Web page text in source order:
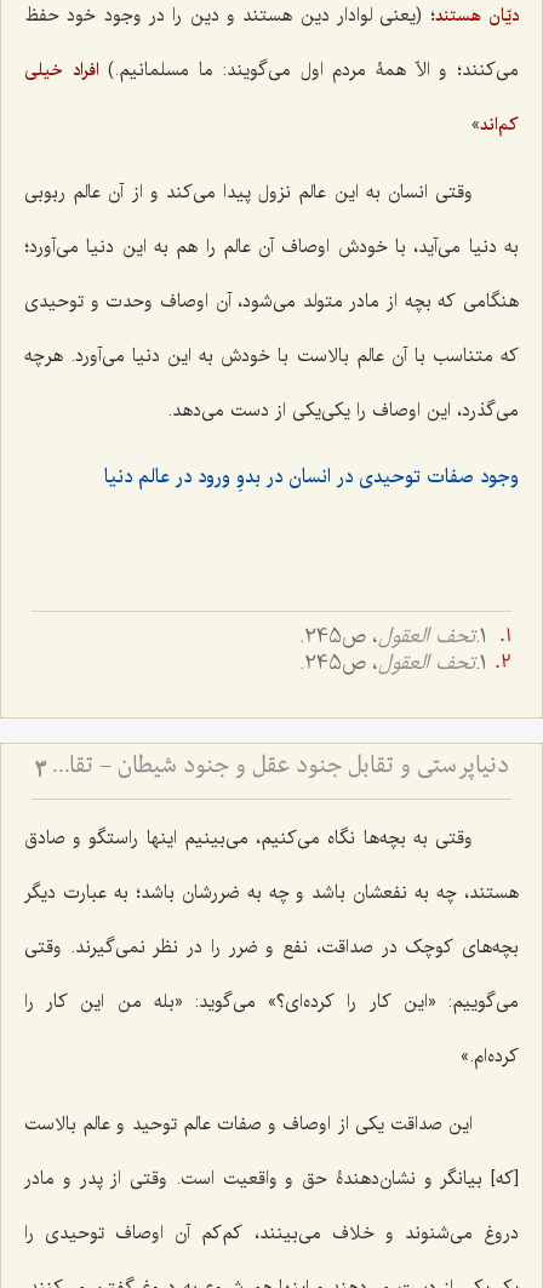
دیّان هستند؛ (یعنی لوادار دین هستند و دین را در وجود خود حفظ
می‌کنند؛ و الاّ همۀ مردم اول می‌گویند: ما مسلمانیم.) افراد خیلی
کم‌اند»
وقتی انسان به این عالم نزول پیدا می‌کند و از آن عالم ربوبی
به دنیا می‌آید، با خودش اوصاف آن عالم را هم به این دنیا می‌آورد؛
هنگامی که بچه از مادر متولد می‌شود، آن اوصاف وحدت و توحیدی
که متناسب با آن عالم بالاست با خودش به این دنیا می‌آورد. هرچه
می‌گذرد، این اوصاف را یکی‌یکی از دست می‌دهد.
وجود صفات توحیدی در انسان در بدوِ ورود در عالم دنیا
1.تحف العقول، ص245.
1.تحف العقول، ص245.
دنیاپرستی و تقابل جنود عقل و جنود شیطان - تقابل عالم دنیا و مجاز با عالم توحید و حقیقت 3
وقتی به بچه‌ها نگاه می‌کنیم، می‌بینیم اینها راستگو و صادق
هستند، چه به نفعشان باشد و چه به ضررشان باشد؛ به عبارت دیگر
بچه‌های کوچک در صداقت، نفع و ضرر را در نظر نمی‌گیرند. وقتی
می‌گوییم: «این کار را کرده‌ای؟» می‌گوید: «بله من این کار را
کرده‌ام.»
این صداقت یکی از اوصاف و صفات عالم توحید و عالم بالاست
[که] بیانگر و نشان‌دهندۀ حق و واقعیت است. وقتی از پدر و مادر
دروغ می‌شنوند و خلاف می‌بینند، کم‌کم آن اوصاف توحیدی را